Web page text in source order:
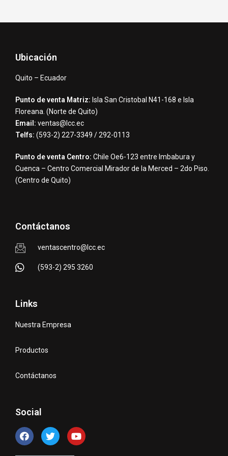
Ubicación
Quito – Ecuador
Punto de venta Matriz: Isla San Cristobal N41-168 e Isla
Floreana. (Norte de Quito)
Email: ventas@lcc.ec
Telfs: (593-2) 227-3349 / 292-0113
Punto de venta Centro: Chile Oe6-123 entre Imbabura y
Cuenca – Centro Comercial Mirador de la Merced – 2do Piso.
(Centro de Quito)
Contáctanos
ventascentro@lcc.ec
(593-2) 295 3260
Links
Nuestra Empresa
Productos
Contáctanos
Social